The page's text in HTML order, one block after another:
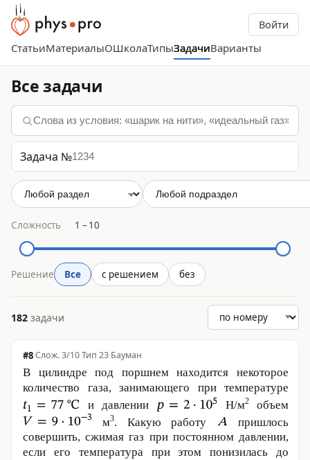
Войти
СтатьиМатериалыОШколаТипыЗадачиВарианты
Все задачи
Задача №
Сложность 1 –10
Решение Все с решением без
182 задачи
#8· 3/10·Тип 23·Бауман
В цилиндре под поршнем находится некоторое
количество газа, занимающего при температуре
и давлении
Н/м2объем
м3. Какую работу
пришлось
совершить, сжимая газ при постоянном давлении,
если его температура при этом понизилась до